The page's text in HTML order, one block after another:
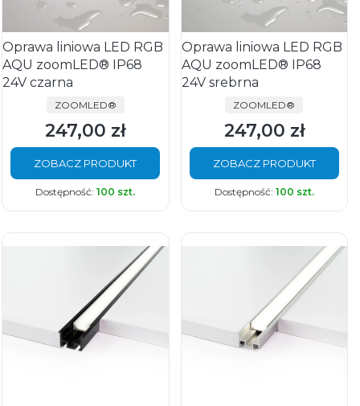
Oprawa liniowa LED RGB
AQU zoomLED® IP68
24V czarna
PRODUCENT
ZOOMLED®
Cena
247,00 zł
ZOBACZ PRODUKT
Dostępność:100 szt.
Oprawa liniowa LED RGB
AQU zoomLED® IP68
24V srebrna
PRODUCENT
ZOOMLED®
Cena
247,00 zł
ZOBACZ PRODUKT
Dostępność: 100 szt.